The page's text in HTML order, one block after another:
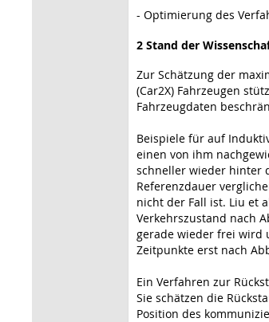
- Optimierung des
2 Stand der
Zur Schätzung der
(Car2X) Fahrzeugen
Fahrzeugdaten
Beispiele für auf
einen von ihm
schneller wieder hinter
Referenzdauer
nicht der Fall ist. Liu et
Verkehrszustand nach
gerade wieder frei wird
Zeitpunkte erst nach
Ein Verfahren zur
Sie schätzen die
Position des